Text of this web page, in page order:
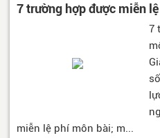
7 trường hợp được miễn
7
miễn lệ phí môn bài; m...